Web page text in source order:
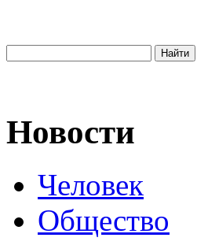
Новости
Человек
Общество